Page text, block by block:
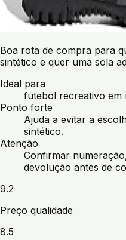
Boa rota de compra para
sintético e quer uma sola
Ideal para
futebol recreativo em
Ponto forte
Ajuda a evitar a
sintético.
Atenção
Confirmar
devolução antes de
9.2
Preço qualidade
8.5